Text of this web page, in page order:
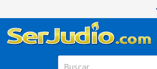
al
contenido
Buscar: